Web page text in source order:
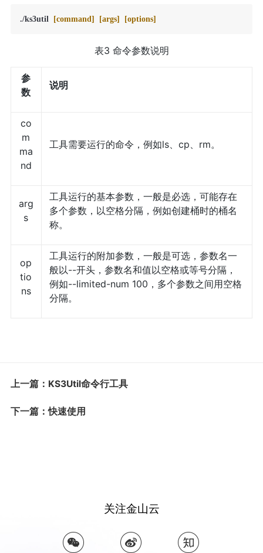
./ks3util [command] [args] [options]
表3 命令参数说明
参
数
说明
co
m
ma
nd
工具需要运行的命令，例如ls、cp、rm。
arg
s
工具运行的基本参数，一般是必选，可能存在
多个参数，以空格分隔，例如创建桶时的桶名
称。
op
tio
ns
工具运行的附加参数，一般是可选，参数名一
般以--开头，参数名和值以空格或等号分隔，
例如--limited-num 100，多个参数之间用空格
分隔。
上一篇：KS3Util命令行工具
下一篇：快速使用
关注金山云